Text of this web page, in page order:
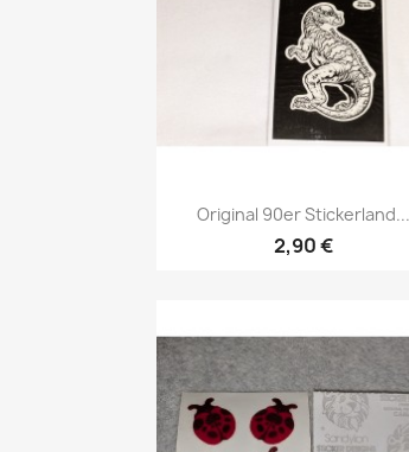
Original 90er Stickerland...
2,90 €